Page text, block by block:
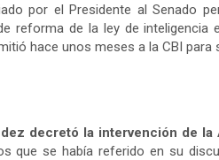
por el Presidente al Senado
reforma de la ley de inteligencia
hace unos meses a la CBI para
decretó la intervención de
que se había referido en su